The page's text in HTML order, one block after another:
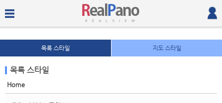
목록 스타일 지도 스타일
목록 스타일
Home